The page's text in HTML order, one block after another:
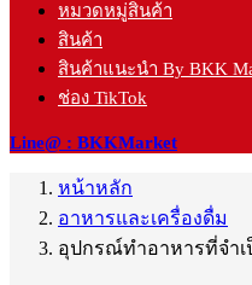
หมวดหมู่สินค้า
สินค้า
สินค้าแนะนำ By BKK
ช่อง TikTok
Line@ : BKKMarket
หน้าหลัก
อาหารและเครื่องดื่ม
อุปกรณ์ทำอาหารที่จำเ